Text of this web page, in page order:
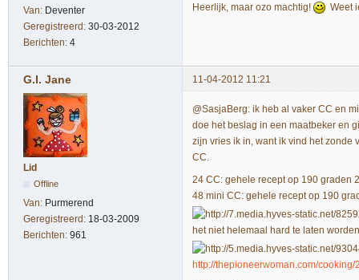
Van: Deventer
Geregistreerd: 30-03-2012
Berichten: 4
Heerlijk, maar ozo machtig!
Weet
G.I. Jane 11-04-2012 11:21
Lid
Offline
Van: Purmerend
Geregistreerd: 18-03-2009
Berichten: 961
@SasjaBerg: ik heb al vaker CC en
doe het beslag in een maatbeker en
zijn vries ik in, want ik vind het zonde
CC.
24 CC: gehele recept op 190 graden
48 mini CC: gehele recept op 190
het niet helemaal hard te laten
http://thepioneerwoman.com/